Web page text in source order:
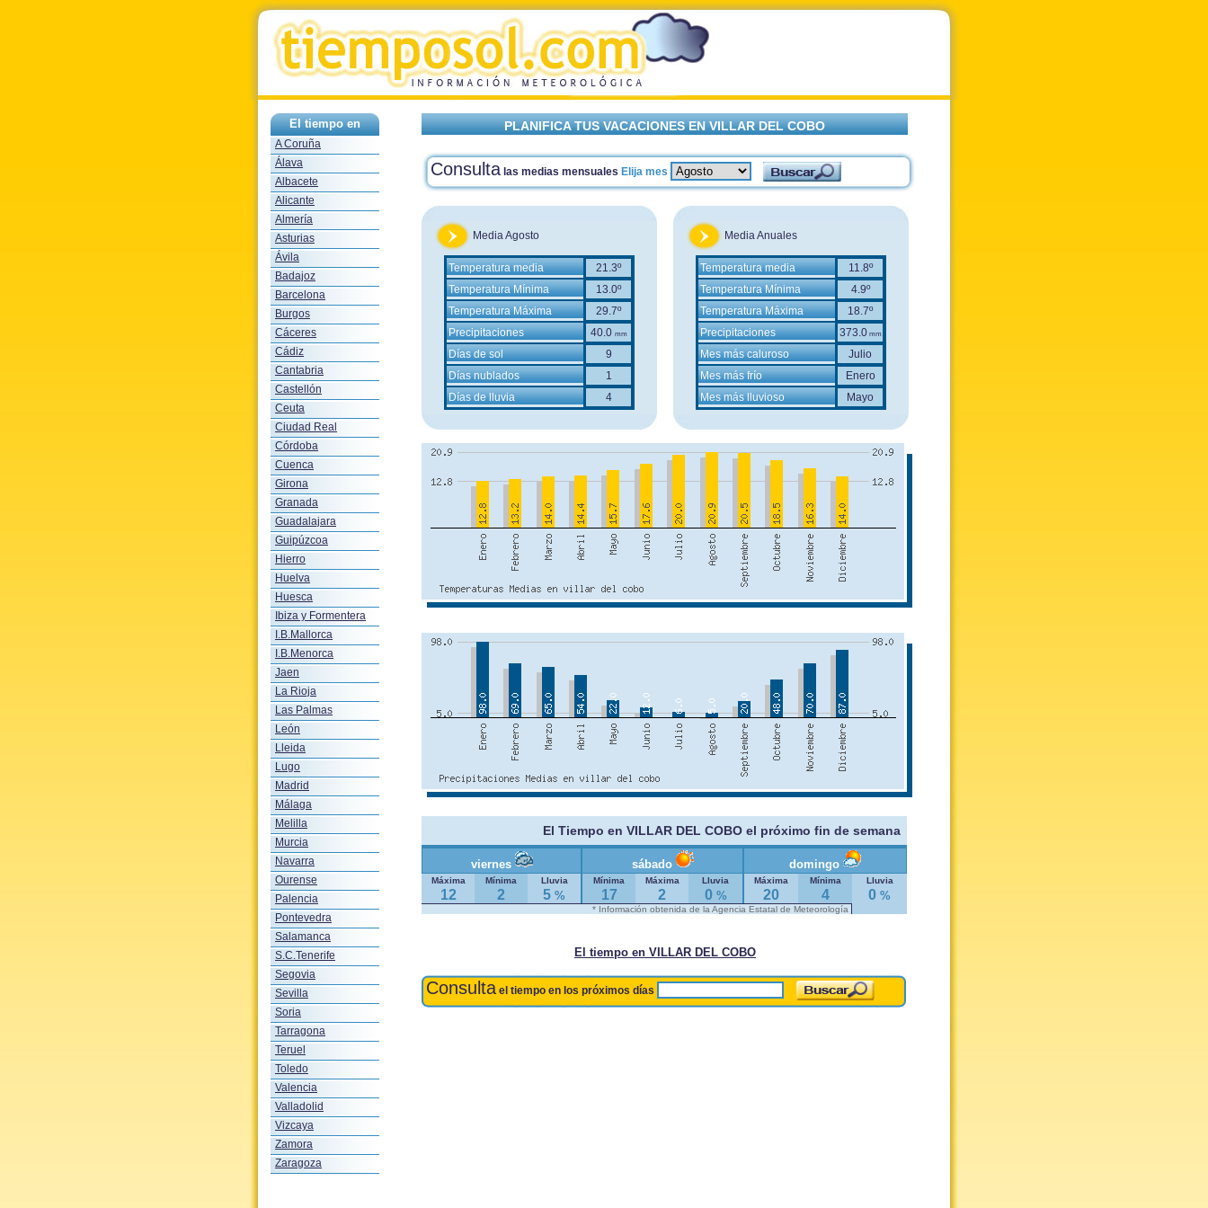
El tiempo en
A Coruña
Álava
Albacete
Alicante
Almería
Asturias
Ávila
Badajoz
Barcelona
Burgos
Cáceres
Cádiz
Cantabria
Castellón
Ceuta
Ciudad Real
Córdoba
Cuenca
Girona
Granada
Guadalajara
Guipúzcoa
Hierro
Huelva
Huesca
Ibiza y Formentera
I.B.Mallorca
I.B.Menorca
Jaen
La Rioja
Las Palmas
León
Lleida
Lugo
Madrid
Málaga
Melilla
Murcia
Navarra
Ourense
Palencia
Pontevedra
Salamanca
S.C.Tenerife
Segovia
Sevilla
Soria
Tarragona
Teruel
Toledo
Valencia
Valladolid
Vizcaya
Zamora
Zaragoza
PLANIFICA TUS VACACIONES EN VILLAR DEL COBO
Consulta las medias mensuales Elija mes
Media Agosto
Temperatura media
21.3º
Temperatura Mínima
13.0º
Temperatura Máxima
29.7º
Precipitaciones
40.0 mm
Días de sol
9
Días nublados
1
Días de lluvia
4
Media Anuales
Temperatura media
11.8º
Temperatura Mínima
4.9º
Temperatura Máxima
18.7º
Precipitaciones
373.0mm
Mes más caluroso
Julio
Mes más frío
Enero
Mes más lluvioso
Mayo
El Tiempo en VILLAR DEL COBO el próximo fin de semana
viernes sábado domingo
Máxima Mínima Lluvia Mínima Máxima Lluvia Máxima Mínima Lluvia
12 2 5 % 17 2 0 % 20 4 0 %
* Información obtenida de la Agencia Estatal de Meteorología
El tiempo en VILLAR DEL COBO
Consulta el tiempo en los próximos días